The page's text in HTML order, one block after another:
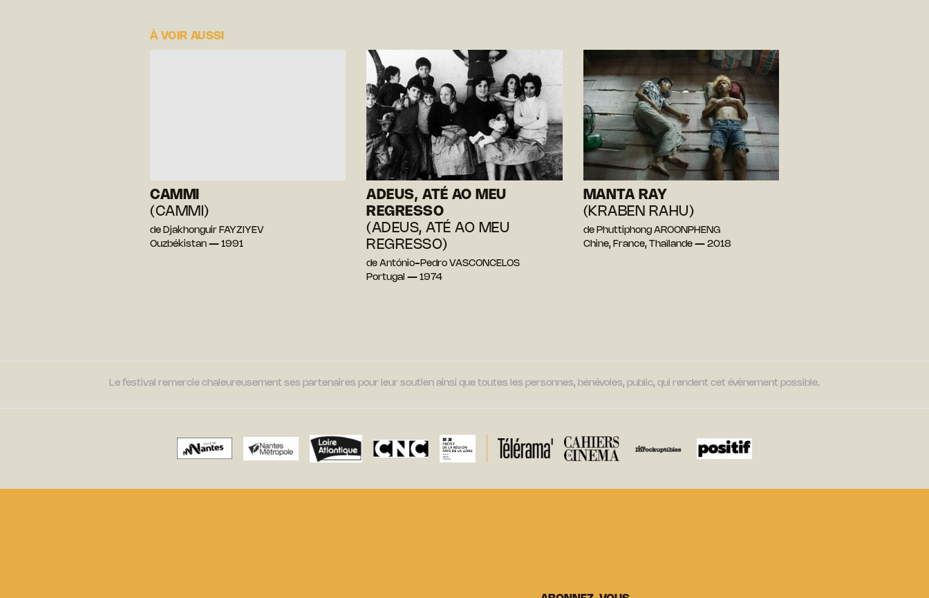
À VOIR AUSSI
CAMMI
(CAMMI)
de Djakhonguir FAYZIYEV
Ouzbékistan — 1991
ADEUS, ATÉ AO MEU
REGRESSO
(ADEUS, ATÉ AO MEU
REGRESSO)
de António-Pedro VASCONCELOS
Portugal — 1974
MANTA RAY
(KRABEN RAHU)
de Phuttiphong AROONPHENG
Chine, France, Thaïlande — 2018
Le festival remercie chaleureusement ses partenaires pour leur soutien ainsi que toutes les personnes, bénévoles, public, qui rendent cet évènement possible.